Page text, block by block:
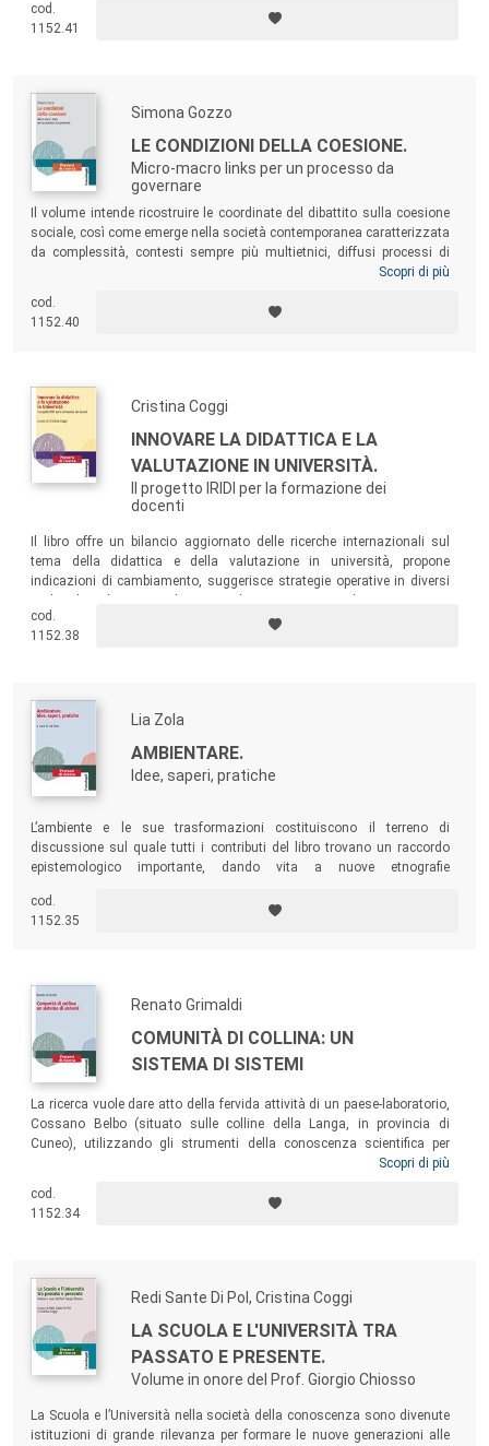
comunità? Quali sono le logiche d’azione che lo caratterizzano? Quali
sono le rappresentazioni degli operatori del settore? Qual è il ruolo
cod.
1152.41
Simona Gozzo
LE CONDIZIONI DELLA COESIONE.
Micro-macro links per un processo da
governare
Il volume intende ricostruire le coordinate del dibattito sulla coesione
sociale, così come emerge nella società contemporanea caratterizzata
da complessità, contesti sempre più multietnici, diffusi processi di
individualizzazione a fronte di condizioni di diseguaglianza o
società complessa ha portato a individuare quelle che sono state
definite come le condizioni della coesione sociale, intese come
Scopri di più
cod.
1152.40
Cristina Coggi
INNOVARE LA DIDATTICA E LA
VALUTAZIONE IN UNIVERSITÀ.
Il progetto IRIDI per la formazione dei
docenti
Il libro offre un bilancio aggiornato delle ricerche internazionali sul
tema della didattica e della valutazione in università, propone
indicazioni di cambiamento, suggerisce strategie operative in diversi
formativo sperimentato.
cod.
1152.38
Lia Zola
AMBIENTARE.
Idee, saperi, pratiche
L’ambiente e le sue trasformazioni costituiscono il terreno di
discussione sul quale tutti i contributi del libro trovano un raccordo
epistemologico importante, dando vita a nuove etnografie
risposte comunitarie a problemi quali il disboscamento, le alluvioni, i
cambiamenti climatici, la costruzione delle grandi opere
cod.
1152.35
Renato Grimaldi
COMUNITÀ DI COLLINA: UN
SISTEMA DI SISTEMI
La ricerca vuole dare atto della fervida attività di un paese-laboratorio,
Cossano Belbo (situato sulle colline della Langa, in provincia di
Cuneo), utilizzando gli strumenti della conoscenza scientifica per
offrire alle nuove generazioni un costruttivo bilancio dei processi
Ottocento. Ma il modello sistemico, che sostiene l’analisi condotta nel
volume, è proposto anche come efficace metodo sociologico di lettura
Scopri di più
cod.
1152.34
Redi Sante Di Pol, Cristina Coggi
LA SCUOLA E L'UNIVERSITÀ TRA
PASSATO E PRESENTE.
Volume in onore del Prof. Giorgio Chiosso
La Scuola e l’Università nella società della conoscenza sono divenute
istituzioni di grande rilevanza per formare le nuove generazioni alle